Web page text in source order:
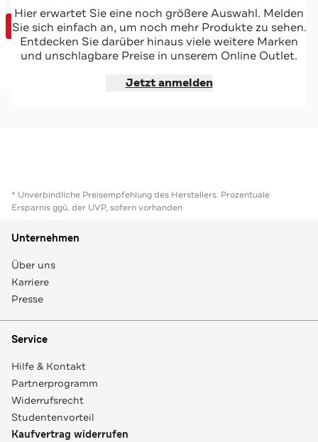
JOOP!
Loungehose dunkelblau
-45%*
Sale
Special
Jetzt shoppen
Hier erwartet Sie eine noch größere Auswahl. Melden
Sie sich einfach an, um noch mehr Produkte zu sehen.
Entdecken Sie darüber hinaus viele weitere Marken
und unschlagbare Preise in unserem Online Outlet.
Jetzt anmelden
* Unverbindliche Preisempfehlung des Herstellers. Prozentuale
Ersparnis ggü. der UVP, sofern vorhanden
Unternehmen
Über uns
Karriere
Presse
Service
Hilfe & Kontakt
Partnerprogramm
Widerrufsrecht
Studentenvorteil
Kaufvertrag widerrufen